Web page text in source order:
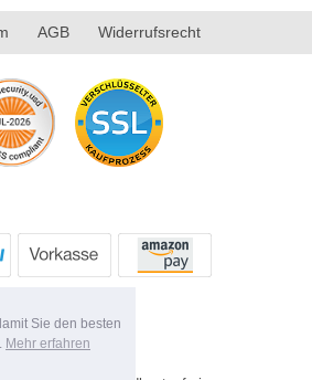
Sie den besten
Mehr erfahren
AGB Widerrufsrecht